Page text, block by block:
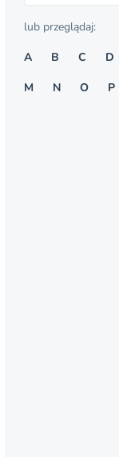
lub przeglądaj:
A
B C D
M
N O P